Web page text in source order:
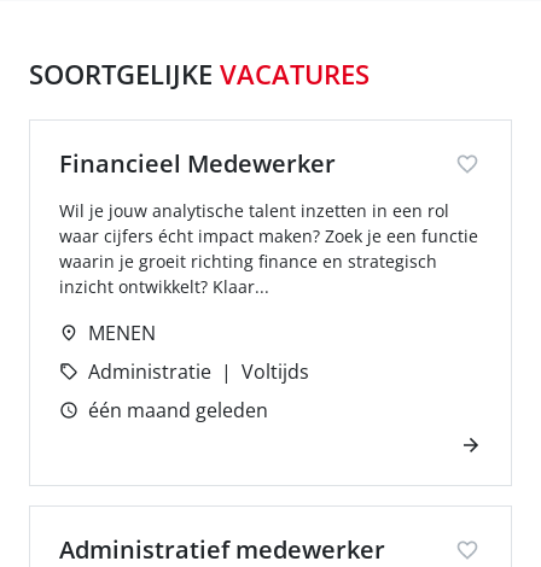
SOORTGELIJKE VACATURES
Financieel Medewerker
Wil je jouw analytische talent inzetten in een rol
waar cijfers écht impact maken? Zoek je een functie
waarin je groeit richting finance en strategisch
inzicht ontwikkelt? Klaar...
MENEN
Administratie
Voltijds
één maand geleden
Administratief medewerker